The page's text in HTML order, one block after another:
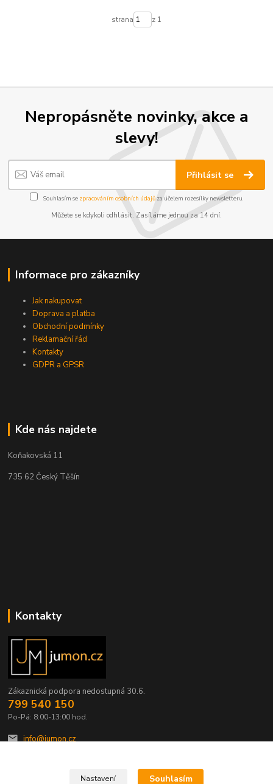
strana z 1
Nepropásněte novinky, akce a
slevy!
Přihlásit se
Souhlasím se zpracováním osobních údajůza účelem rozesílky newsletteru.
Můžete se kdykoli odhlásit. Zasíláme jednou za 14 dní.
Informace pro zákazníky
Jak nakupovat
Doprava a platba
Obchodní podmínky
Reklamační řád
Kontakty
GDPR a GPSR
Kde nás najdete
Koňakovská 11
735 62 Český Těšín
Kontakty
Zákaznická podpora nedostupná 30.6.
799 540 150
Po-Pá: 8:00-13:00 hod.
info@jumon.cz
Nastavení Souhlasím